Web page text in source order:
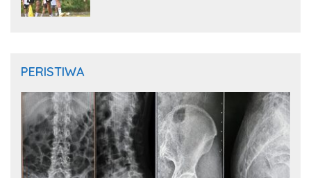
PERISTIWA